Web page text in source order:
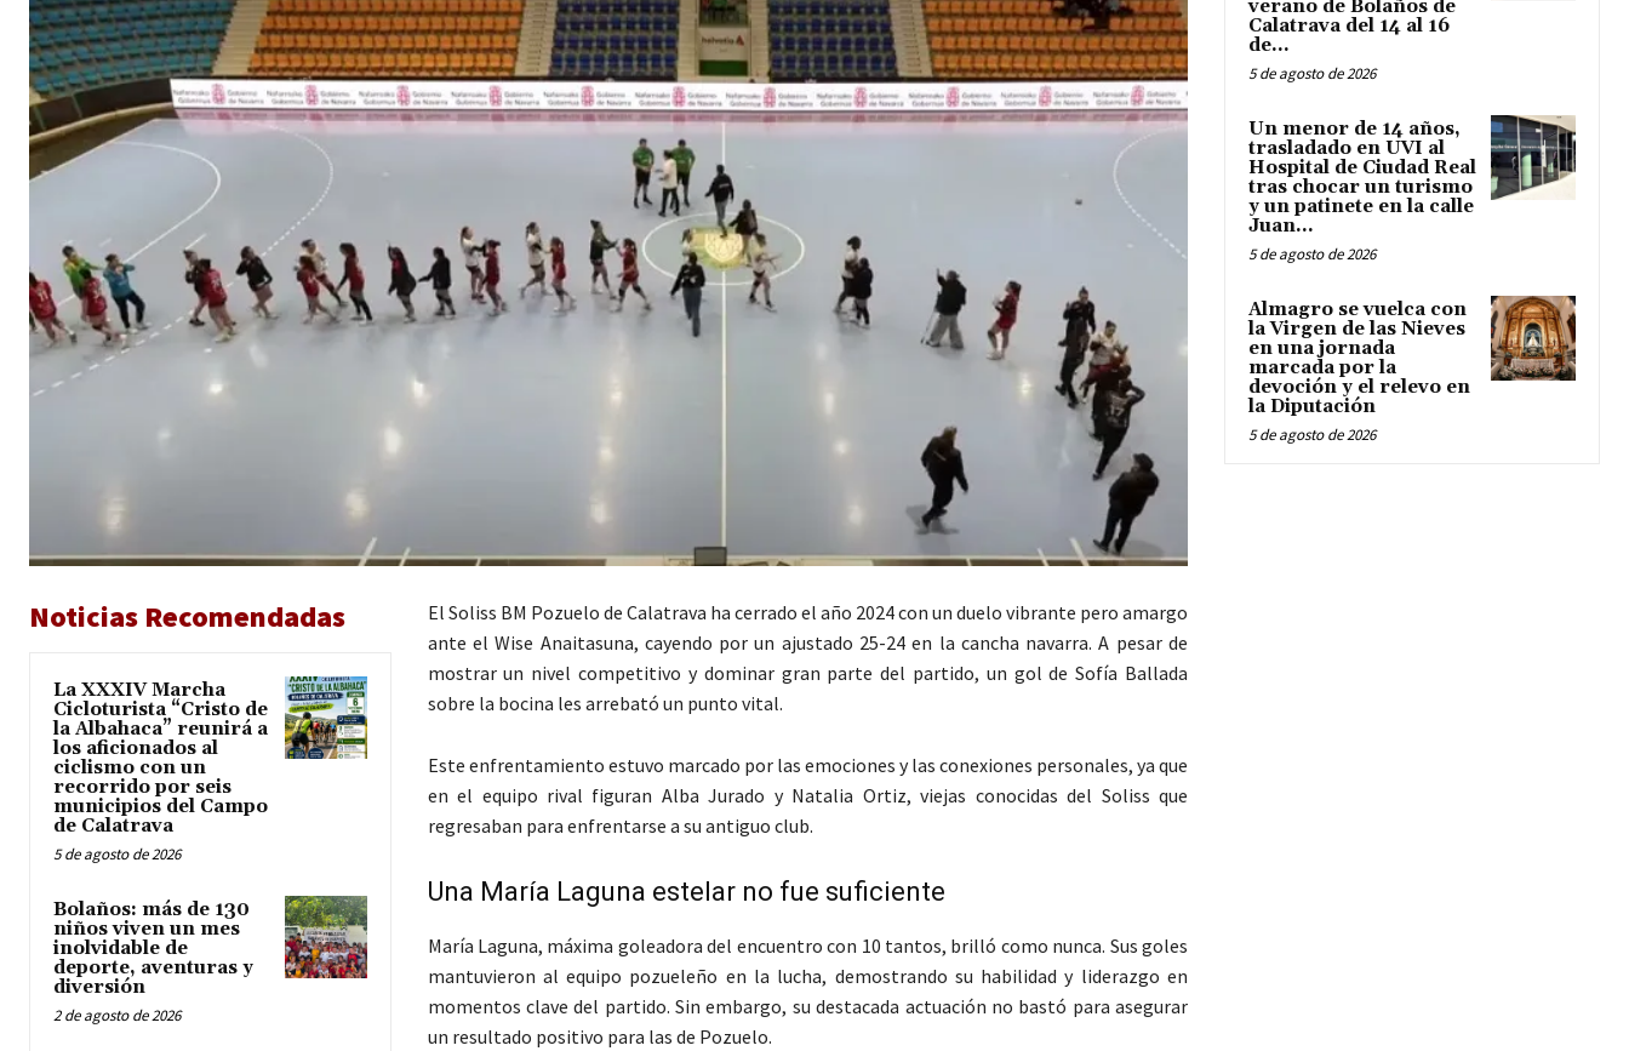
Noticias Recomendadas
La XXXIV Marcha
Cicloturista “Cristo de
la Albahaca” reunirá a
los aficionados al
ciclismo con un
recorrido por seis
municipios del Campo
de Calatrava
5 de agosto de 2026
Bolaños: más de 130
niños viven un mes
inolvidable de
deporte, aventuras y
diversión
2 de agosto de 2026
El Soliss BM Pozuelo de Calatrava ha cerrado el año 2024 con un duelo vibrante pero amargo
ante el Wise Anaitasuna, cayendo por un ajustado 25-24 en la cancha navarra. A pesar de
mostrar un nivel competitivo y dominar gran parte del partido, un gol de Sofía Ballada
sobre la bocina les arrebató un punto vital.
Este enfrentamiento estuvo marcado por las emociones y las conexiones personales, ya que
en el equipo rival figuran Alba Jurado y Natalia Ortiz, viejas conocidas del Soliss que
regresaban para enfrentarse a su antiguo club.
Una María Laguna estelar no fue suficiente
María Laguna, máxima goleadora del encuentro con 10 tantos, brilló como nunca. Sus goles
mantuvieron al equipo pozueleño en la lucha, demostrando su habilidad y liderazgo en
momentos clave del partido. Sin embargo, su destacada actuación no bastó para asegurar
un resultado positivo para las de Pozuelo.
verano de Bolaños de
Calatrava del 14 al 16
de...
5 de agosto de 2026
Un menor de 14 años,
trasladado en UVI al
Hospital de Ciudad Real
tras chocar un turismo
y un patinete en la calle
Juan...
5 de agosto de 2026
Almagro se vuelca con
la Virgen de las Nieves
en una jornada
marcada por la
devoción y el relevo en
la Diputación
5 de agosto de 2026